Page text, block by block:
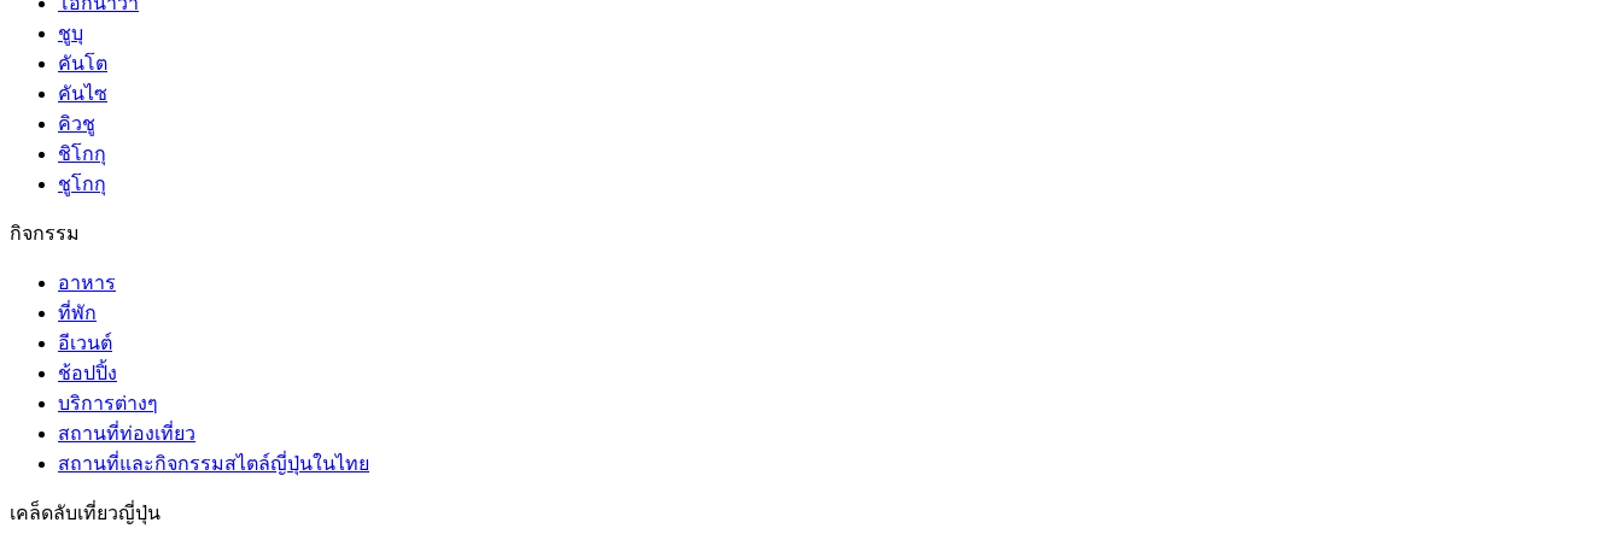
ชูบุ
คันโต
คันไซ
คิวชู
ชิโกกุ
ชูโกกุ
กิจกรรม
อาหาร
ที่พัก
อีเวนต์
ช้อปปิ้ง
บริการต่างๆ
สถานที่ท่องเที่ยว
สถานที่และกิจกรรมสไตล์ญี่ปุ่นในไทย
เคล็ดลับเที่ยวญี่ปุ่น